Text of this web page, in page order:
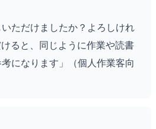
いただけましたか？よろしけれ
ると、同じように作業や読書
になります」（個人作業客向